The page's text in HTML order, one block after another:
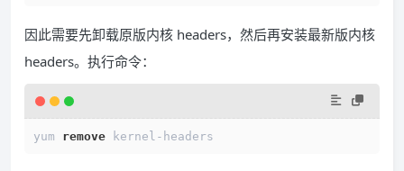
因此需要先卸载原版内核 headers，然后再安装最新版内核
headers。执行命令：
yum remove kernel-headers